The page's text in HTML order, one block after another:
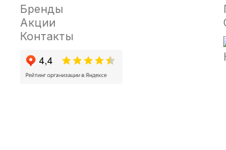
Бренды
Акции
Контакты